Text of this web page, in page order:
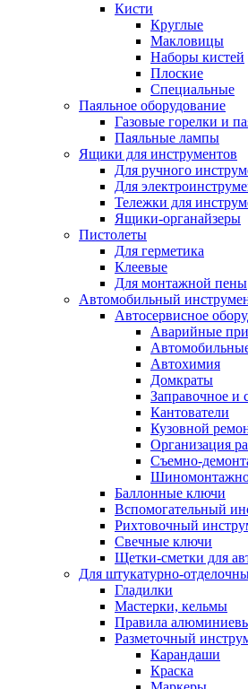
Кисти
Круглые
Макловицы
Наборы кистей
Плоские
Специальные
Паяльное оборудование
Газовые горелки и
Паяльные лампы
Ящики для инструментов
Для ручного
Для
Тележки для
Ящики-органайзеры
Пистолеты
Для герметика
Клеевые
Для монтажной пены
Автомобильный
Автосервисное
Аварийные
Автохимия
Домкраты
Заправочное и
Кантователи
Кузовной
Организация
Съемно-
Баллонные ключи
Вспомогательный
Рихтовочный
Свечные ключи
Щетки-сметки для
Для штукатурно-
Гладилки
Мастерки, кельмы
Правила
Разметочный
Карандаши
Краска